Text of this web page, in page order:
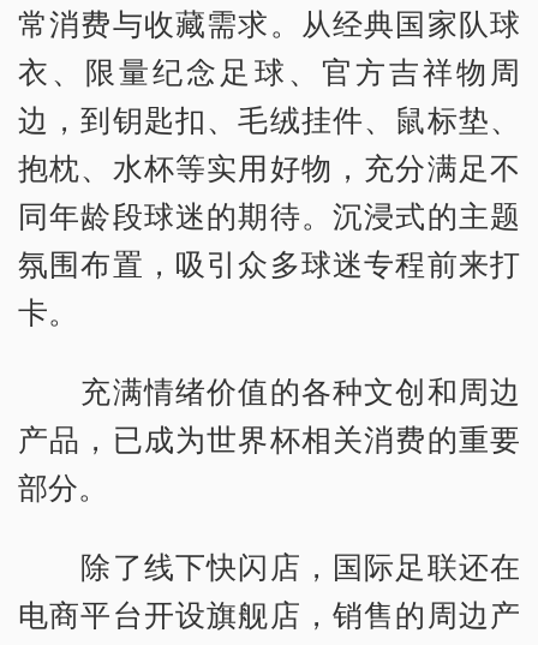
常消费与收藏需求。从经典国家队球
衣、限量纪念足球、官方吉祥物周
边，到钥匙扣、毛绒挂件、鼠标垫、
抱枕、水杯等实用好物，充分满足不
同年龄段球迷的期待。沉浸式的主题
氛围布置，吸引众多球迷专程前来打
卡。
充满情绪价值的各种文创和周边
产品，已成为世界杯相关消费的重要
部分。
除了线下快闪店，国际足联还在
电商平台开设旗舰店，销售的周边产